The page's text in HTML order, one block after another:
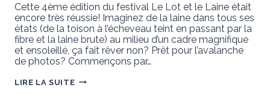
Cette 4ème édition du festival Le Lot et le Laine était
encore très réussie! Imaginez de la laine dans tous ses
états (de la toison à l’écheveau teint en passant par la
fibre et la laine brute) au milieu d’un cadre magnifique
et ensoleillé, ça fait rêver non? Prêt pour l’avalanche
de photos? Commençons par…
LIRE LA SUITERÉSUMÉ